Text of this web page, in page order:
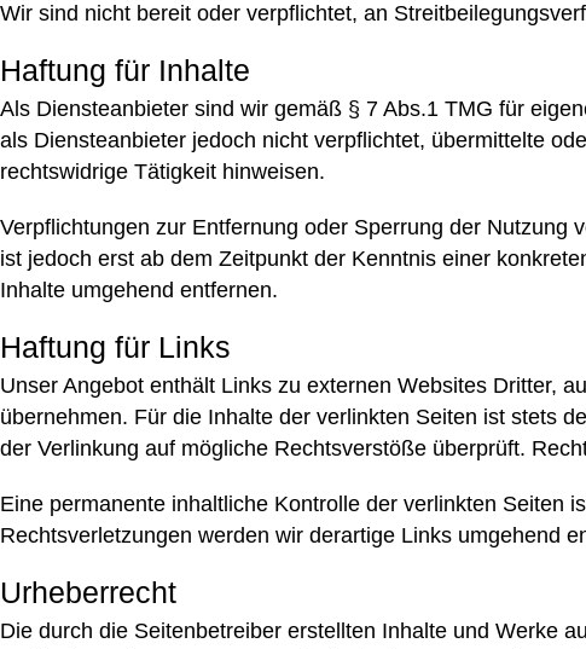
Wir sind nicht bereit oder verpflichtet, an
Haftung für Inhalte
Als Diensteanbieter sind wir gemäß § 7 Abs.1 TMG für
als Diensteanbieter jedoch nicht verpflichtet, übermittelte
rechtswidrige Tätigkeit hinweisen.
Verpflichtungen zur Entfernung oder Sperrung der
ist jedoch erst ab dem Zeitpunkt der Kenntnis einer
Inhalte umgehend entfernen.
Haftung für Links
Unser Angebot enthält Links zu externen Websites Dritter,
übernehmen. Für die Inhalte der verlinkten Seiten ist stets
der Verlinkung auf mögliche Rechtsverstöße überprüft.
Eine permanente inhaltliche Kontrolle der verlinkten Seiten
Rechtsverletzungen werden wir derartige Links umgehend
Urheberrecht
Die durch die Seitenbetreiber erstellten Inhalte und Werke